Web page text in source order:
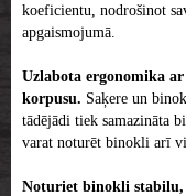
koeficientu, nodrošinot
apgaismojumā.
Uzlabota ergonomika
korpusu. Saķere un
tādējādi tiek samazināta
varat noturēt binokli arī
Noturiet binokli